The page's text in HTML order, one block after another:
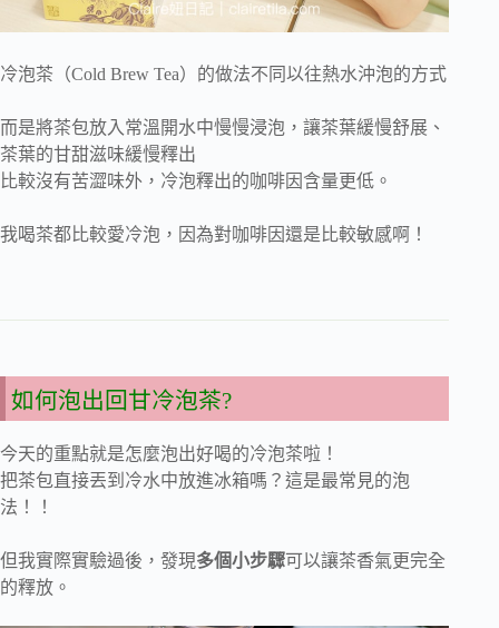
冷泡茶（Cold Brew Tea）的做法不同以往熱水沖泡的方式
而是將茶包放入常溫開水中慢慢浸泡，讓茶葉緩慢舒展、
茶葉的甘甜滋味緩慢釋出
比較沒有苦澀味外，冷泡釋出的咖啡因含量更低。
我喝茶都比較愛冷泡，因為對咖啡因還是比較敏感啊！
如何泡出回甘冷泡茶?
今天的重點就是怎麼泡出好喝的冷泡茶啦！
把茶包直接丟到冷水中放進冰箱嗎？這是最常見的泡
法！！
但我實際實驗過後，發現多個小步驟可以讓茶香氣更完全
的釋放。